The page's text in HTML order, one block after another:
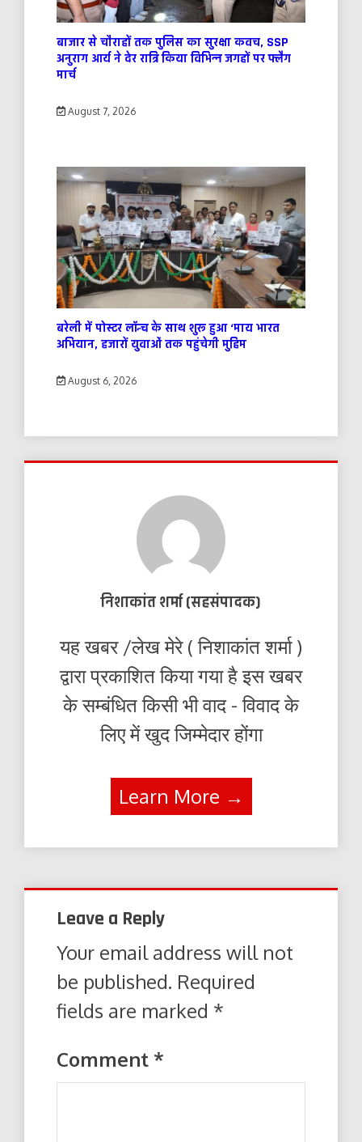
बाजार से चौराहों तक पुलिस का सुरक्षा कवच, SSP
अनुराग आर्य ने देर रात्रि किया विभिन्न जगहों पर फ्लैग
मार्च
August 7, 2026
बरेली में पोस्टर लॉन्च के साथ शुरू हुआ ‘माय भारत
अभियान, हजारों युवाओं तक पहुंचेगी मुहिम
August 6, 2026
निशाकांत शर्मा (सहसंपादक)
यह खबर /लेख मेरे ( निशाकांत शर्मा )
द्वारा प्रकाशित किया गया है इस खबर
के सम्बंधित किसी भी वाद - विवाद के
लिए में खुद जिम्मेदार होंगा
Learn More →
Leave a Reply
Your email address will not
be published. Required
fields are marked *
Comment *